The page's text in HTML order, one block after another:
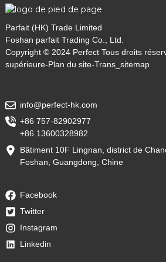
Parfait (HK) Trade Limited
Foshan parfait Trading Co., Ltd.
Copyright © 2024 Perfect Tous droits
supérieure-Plan du site-Trans_sitemap
info@perfect-hk.com
+86 757-82902977
+86 13600328982
Bâtiment 10F Lingnan, district de
Foshan, Guangdong, Chine
Facebook
Twitter
Instagram
Linkedin